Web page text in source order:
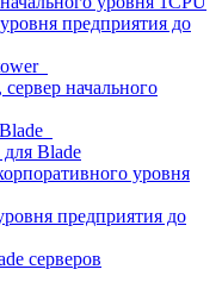
предприятия до
начального
Blade
уровня
предприятия до
серверов